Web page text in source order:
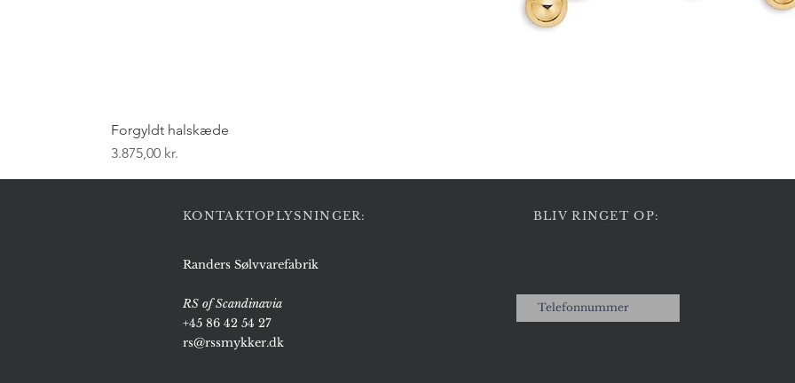
Forgyldt halskæde
Pris
3.875,00 kr.
KONTAKTOPLYSNINGER: BLIV RINGET OP:
Randers Sølvvarefabrik
RS of Scandinavia
+45 86 42 54 27
rs@rssmykker.dk